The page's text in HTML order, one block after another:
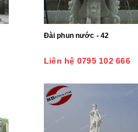
Đài phun nước - 42
Liên hệ 0795 102 666